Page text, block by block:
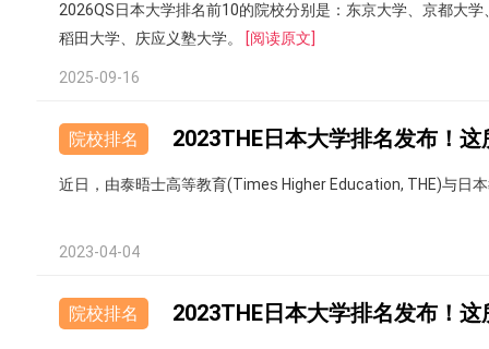
2026QS日本大学排名前10的院校分别是：东京大学、京都大
稻田大学、庆应义塾大学。
[阅读原文]
2025-09-16
院校排名 2023THE日本大学排名发布！
近日，由泰晤士高等教育(Times Higher Education, THE)与日
2023-04-04
院校排名 2023THE日本大学排名发布！